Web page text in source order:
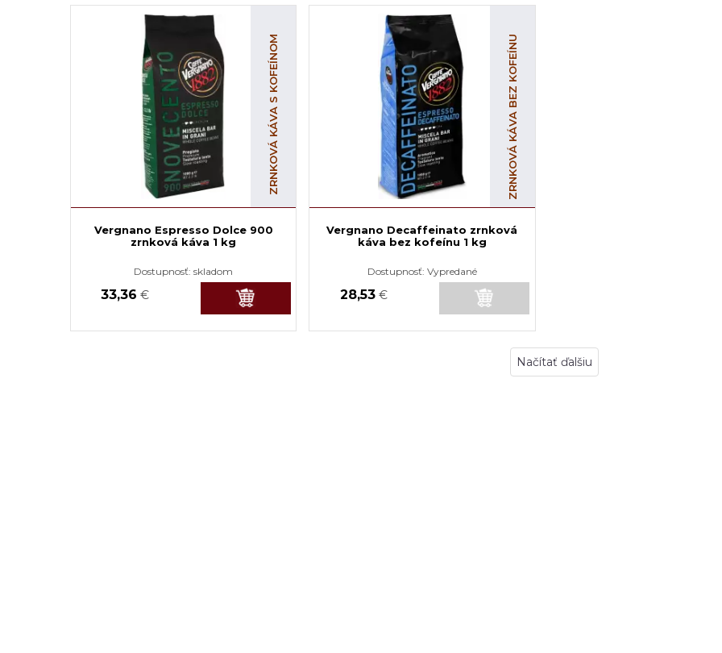
ZRNKOVÁ KÁVA S KOFEÍNOM
Vergnano Espresso Dolce 900
zrnková káva 1 kg
Dostupnosť:skladom
33,36 €
ZRNKOVÁ KÁVA BEZ KOFEÍNU
Vergnano Decaffeinato zrnková
káva bez kofeínu 1 kg
Dostupnosť: Vypredané
28,53 €
Načítať ďalšiu